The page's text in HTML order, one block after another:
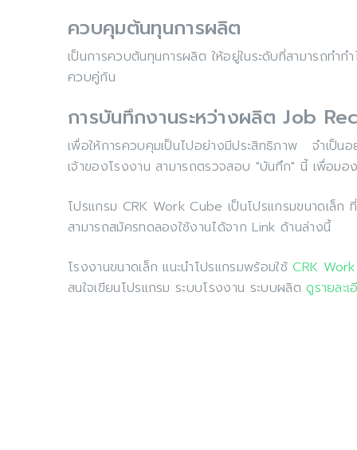
ควบคุมต้นทุนการผลิต
เป็นการควบต้นทุนการผลิต ให้อยู่ในระดับที่สามารถทำ
ควบคู่กัน
การบันทึกงานระหว่างผลิต Job
เพื่อให้การควบคุมเป็นไปอย่างมีประสิทธิภาพ จำเ
เจ้าของโรงงาน สามารถตรวจสอบ "บันทึก" นี้ เพื่อม
โปรแกรม CRK Work Cube เป็นโปรแกรมขนาดเล็ก
สามารถสมัครทดลองใช้งานได้จาก Link ด้านล่างนี้
โรงงานขนาดเล็ก แนะนำโปรแกรมพร้อมใช้CRK
สนใจเขียนโปรแกรม ระบบโรงงาน ระบบผลิตดูรายละ